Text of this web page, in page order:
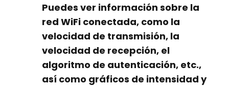
Puedes ver información sobre la
red WiFi conectada, como la
velocidad de transmisión, la
velocidad de recepción, el
algoritmo de autenticación, etc.,
así como gráficos de intensidad y